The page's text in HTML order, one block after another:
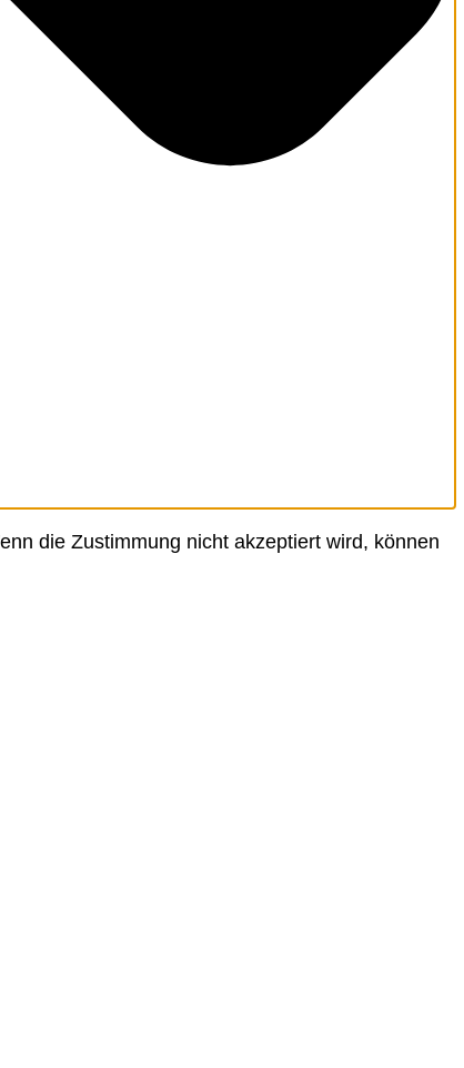
die Zustimmung nicht akzeptiert wird, können